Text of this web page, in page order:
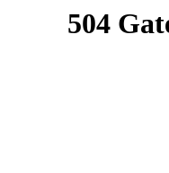
504